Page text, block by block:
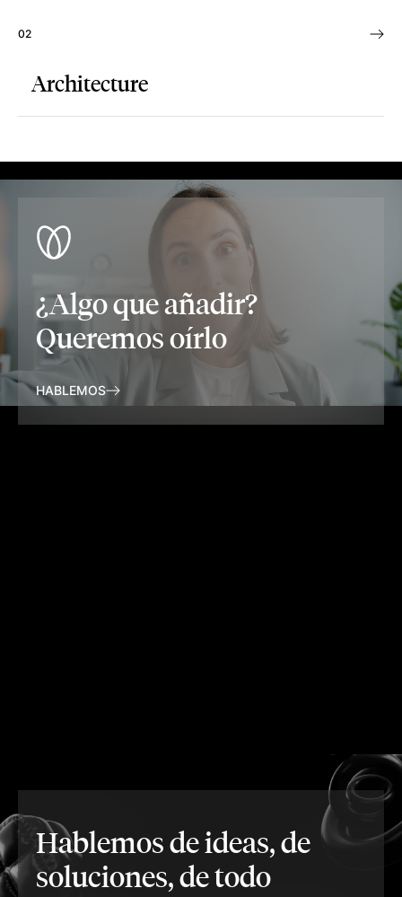
02
Architecture
¿Algo que añadir?
Queremos oírlo
HABLEMOS
Hablemos de ideas, de
soluciones, de todo